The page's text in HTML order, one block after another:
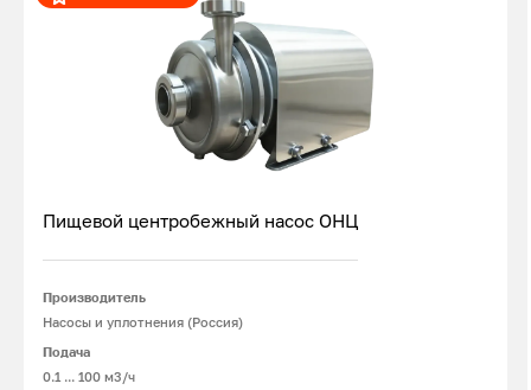
Пищевой центробежный насос ОНЦ
Производитель
Насосы и уплотнения (Россия)
Подача
0.1 ... 100 м3/ч